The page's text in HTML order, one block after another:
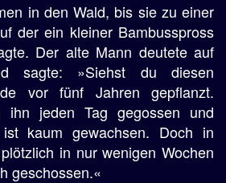
in den Wald, bis sie zu einer
der ein kleiner Bambusspross
Der alte Mann deutete auf
sagte: »Siehst du diesen
vor fünf Jahren gepflanzt.
ihn jeden Tag gegossen und
kaum gewachsen. Doch in
in nur wenigen Wochen
geschossen.«